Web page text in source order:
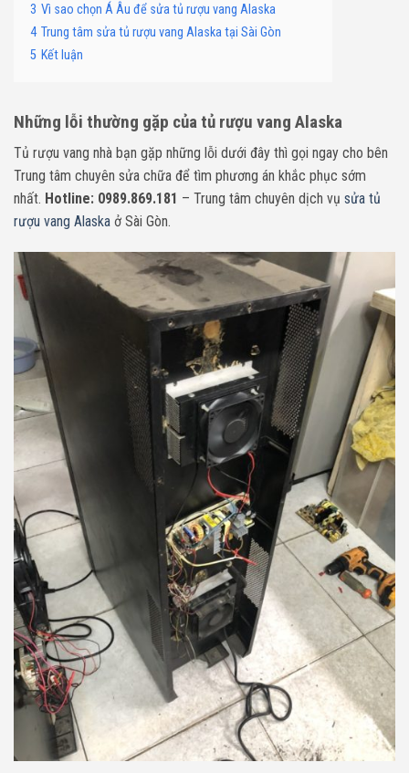
3 Vì sao chọn Á Âu để sửa tủ rượu vang Alaska
4 Trung tâm sửa tủ rượu vang Alaska tại Sài Gòn
5 Kết luận
Những lỗi thường gặp của tủ rượu vang Alaska
Tủ rượu vang nhà bạn gặp những lỗi dưới đây thì gọi ngay cho bên
Trung tâm chuyên sửa chữa để tìm phương án khắc phục sớm
nhất. Hotline: 0989.869.181 – Trung tâm chuyên dịch vụ sửa tủ
rượu vang Alaska ở Sài Gòn.